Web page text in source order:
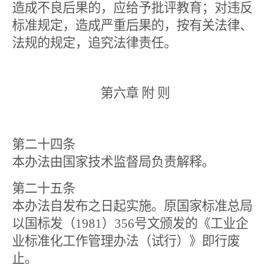
造成不良后果的，应给予批评教育；对违反
标准规定，造成严重后果的，按有关法律、
法规的规定，追究法律责任。
第六章 附 则
第二十四条
本办法由国家技术监督局负责解释。
第二十五条
本办法自发布之日起实施。原国家标准总局
以国标发（1981） 356号文颁发的《工业企
业标准化工作管理办法（试行）》即行废
止。